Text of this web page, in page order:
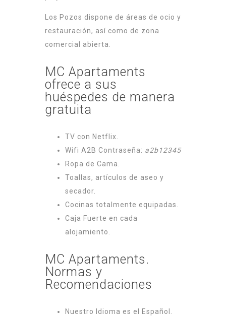
Los Pozos dispone de áreas de ocio y
restauración, así como de zona
comercial abierta.
MC Apartaments
ofrece a sus
huéspedes de manera
gratuita
TV con Netflix.
Wifi A2B Contraseña: a2b12345
Ropa de Cama.
Toallas, artículos de aseo y
secador.
Cocinas totalmente equipadas.
Caja Fuerte en cada
alojamiento.
MC Apartaments.
Normas y
Recomendaciones
Nuestro Idioma es el Español.